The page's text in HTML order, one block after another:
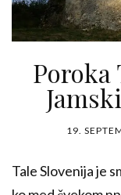
Poroka
19.
Tale Slovenija je